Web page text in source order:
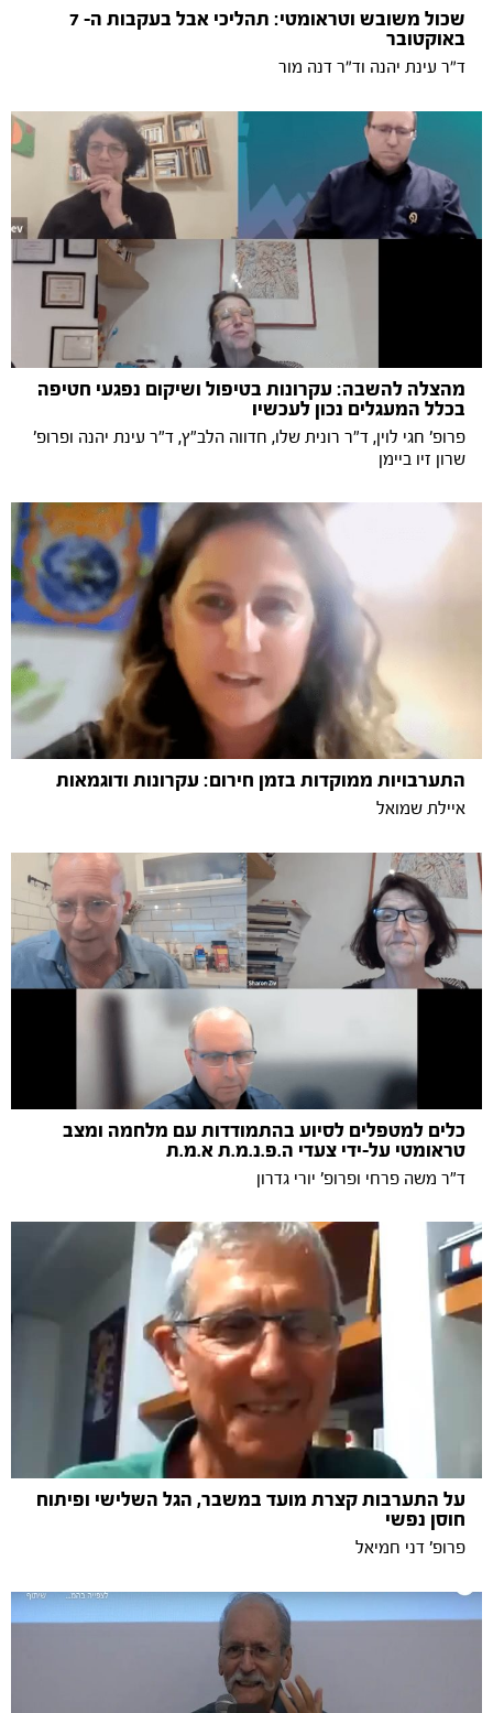
שכול משובש וטראומטי: תהליכי אבל בעקבות ה- 7
באוקטובר
ד״ר עינת יהנה וד״ר דנה מור
מהצלה להשבה: עקרונות בטיפול ושיקום נפגעי חטיפה
בכלל המעגלים נכון לעכשיו
פרופ' חגי לוין, ד"ר רונית שלו, חדווה הלב"ץ, ד"ר עינת יהנה ופרופ'
שרון זיו ביימן
התערבויות ממוקדות בזמן חירום: עקרונות ודוגמאות
איילת שמואל
כלים למטפלים לסיוע בהתמודדות עם מלחמה ומצב
טראומטי על-ידי צעדי ה.פ.נ.מ.ת א.מ.ת
ד"ר משה פרחי ופרופ' יורי גדרון
על התערבות קצרת מועד במשבר, הגל השלישי ופיתוח
חוסן נפשי
פרופ' דני חמיאל